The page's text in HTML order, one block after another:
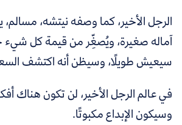
الرجل الأخير، كما وصفه نيتشه،
آماله صغيرة، ويُصغِّر من قيمة كل شيء
سيعيش طويلًا، وسيظن أنه اكتشف
في عالم الرجل الأخير، لن تكون هناك
وسيكون الإبداع مكبوتًا.